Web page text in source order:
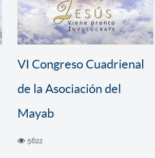
VI Congreso Cuadrienal
de la Asociación del
Mayab
5622